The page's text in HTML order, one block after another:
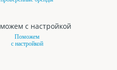
Поможем
с настройкой